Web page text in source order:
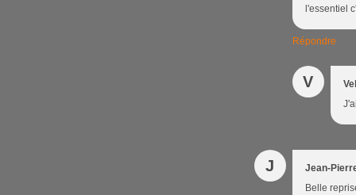
l'essentiel
Répondre
V
J
Jean-
Belle